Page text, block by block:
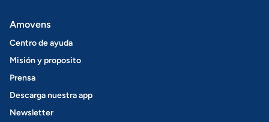
Amovens
Centro de ayuda
Misión y proposito
Prensa
Descarga nuestra app
Newsletter